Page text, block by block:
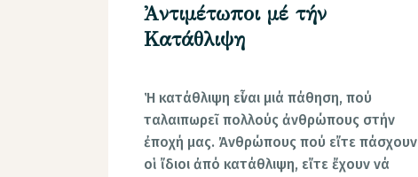
Ἀντιμέτωποι μέ τήν
Κατάθλιψη
Ἡ κατάθλιψη εἶναι μιά πάθηση, πού
ταλαιπωρεῖ πολλούς ἀνθρώπους στήν
ἐποχή μας. Ἀνθρώπους πού εἴτε πάσχουν
οἱ ἴδιοι ἀπό κατάθλιψη, εἴτε ἔχουν νά